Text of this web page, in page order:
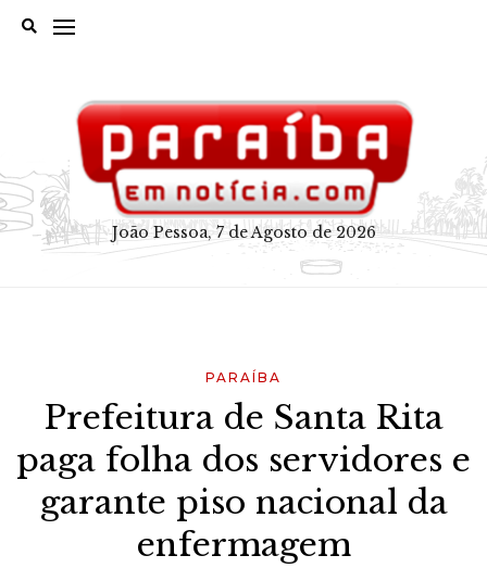
João Pessoa, 7 de Agosto de 2026
PARAÍBA
Prefeitura de Santa Rita
paga folha dos servidores e
garante piso nacional da
enfermagem